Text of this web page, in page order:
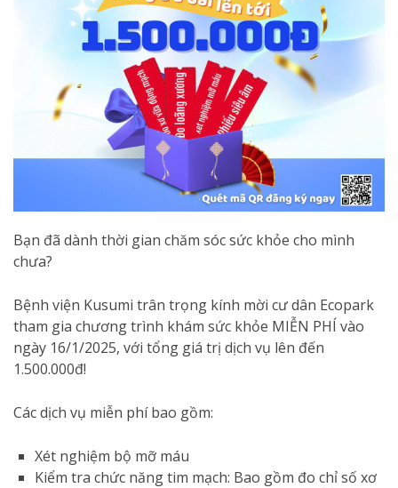
Bạn đã dành thời gian chăm sóc sức khỏe cho mình
chưa?
Bệnh viện Kusumi trân trọng kính mời cư dân Ecopark
tham gia chương trình khám sức khỏe MIỄN PHÍ vào
ngày 16/1/2025, với tổng giá trị dịch vụ lên đến
1.500.000đ!
Các dịch vụ miễn phí bao gồm:
Xét nghiệm bộ mỡ máu
Kiểm tra chức năng tim mạch: Bao gồm đo chỉ số xơ